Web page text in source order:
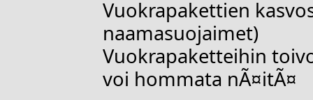
Vuokrapakettien
naamasuojaimet)
Vuokrapaketteihin
voi hommata nÃ¤itÃ¤